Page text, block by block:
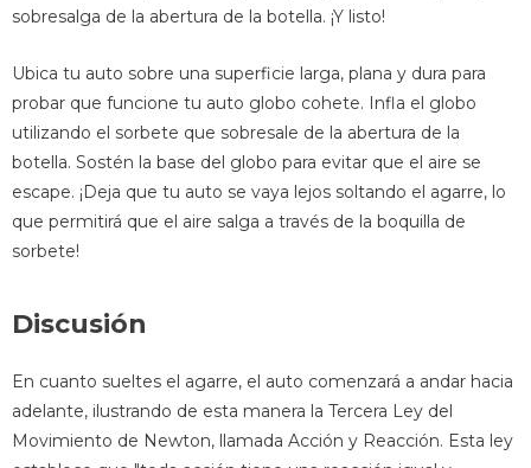
sobresalga de la abertura de la botella. ¡Y listo!
Ubica tu auto sobre una superficie larga, plana y dura para
probar que funcione tu auto globo cohete. Infla el globo
utilizando el sorbete que sobresale de la abertura de la
botella. Sostén la base del globo para evitar que el aire se
escape. ¡Deja que tu auto se vaya lejos soltando el agarre, lo
que permitirá que el aire salga a través de la boquilla de
sorbete!
Discusión
En cuanto sueltes el agarre, el auto comenzará a andar hacia
adelante, ilustrando de esta manera la Tercera Ley del
Movimiento de Newton, llamada Acción y Reacción. Esta ley